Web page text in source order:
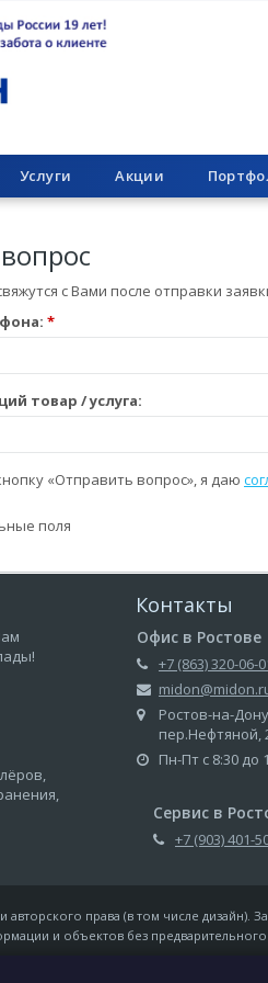
Услуги Акции
с Вами после отправки
*
товар / услуга:
«Отправить вопрос», я даю
поля
Контакты
Офис в Ростове
+7 (863) 320-06-
Ростов-на-
пер.Нефтяной,
Пн-Пт с 8:30 до
Сервис в
+7 (903) 401-
авторского права (в том числе
и объектов без предварительного